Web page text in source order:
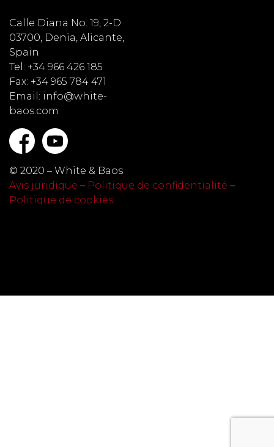
Calle Diana No. 19, 2-D
03700, Denia, Alicante,
Spain
Tel: +34 966 426 185
Fax: +34 965 784 471
Email: info@white-
baos.com
© 2020 – White & Baos
Avis juridique – Politique de confidentialité –
Politique de cookies